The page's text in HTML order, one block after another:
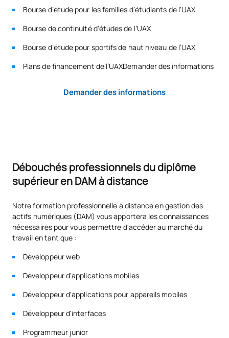
Optionnel
Bourse d’étude pour les familles d’étudiants de l’UAX
Bourse de continuité d’études de l’UAX
Bourse d’étude pour sportifs de haut niveau de l’UAX
Plans de financement de l’UAXDemander des informations
Demander des informations
Débouchés professionnels du diplôme
supérieur en DAM à distance
Notre formation professionnelle à distance en gestion des
actifs numériques (DAM) vous apportera les connaissances
nécessaires pour vous permettre d'accéder au marché du
travail en tant que :
Développeur web
Développeur d'applications mobiles
Développeur d'applications pour appareils mobiles
Développeur d'interfaces
Programmeur junior